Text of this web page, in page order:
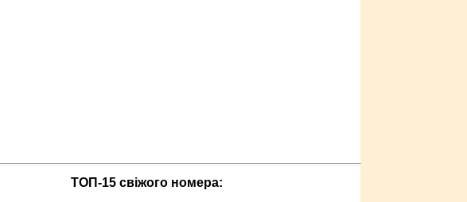
ТОП-15 свіжого номера: